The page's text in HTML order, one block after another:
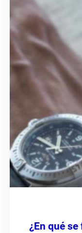
¿En qué se